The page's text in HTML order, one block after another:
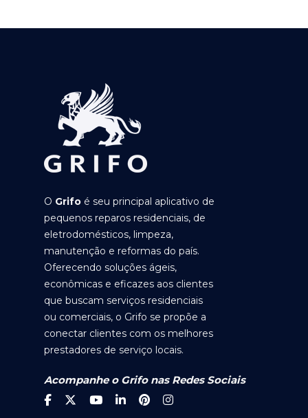
O Grifo é seu principal aplicativo de
pequenos reparos residenciais, de
eletrodomésticos, limpeza,
manutenção e reformas do país.
Oferecendo soluções ágeis,
econômicas e eficazes aos clientes
que buscam serviços residenciais
ou comerciais, o Grifo se propõe a
conectar clientes com os melhores
prestadores de serviço locais.
Acompanhe o Grifo nas Redes Sociais